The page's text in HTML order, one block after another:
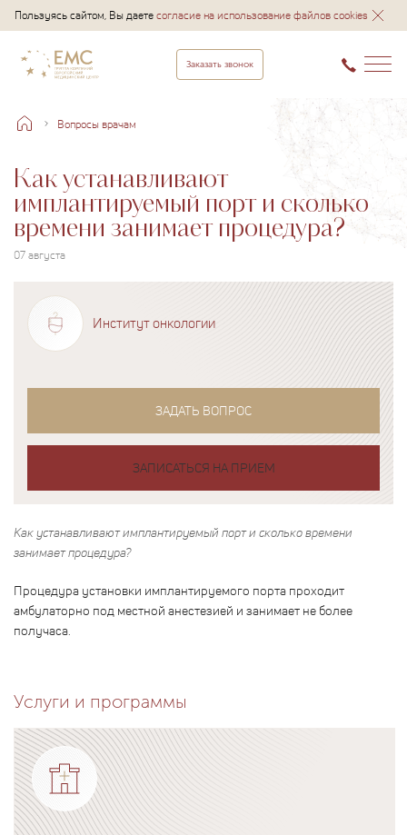
Пользуясь сайтом, Вы даетесогласие на использование файлов cookies
Заказать звонок
Вопросы врачам
Как устанавливают
имплантируемый порт и сколько
времени занимает процедура?
07 августа
Институт онкологии
ЗАДАТЬ ВОПРОС
ЗАПИСАТЬСЯ НА ПРИЕМ
Как устанавливают имплантируемый порт и сколько времени
занимает процедура?
Процедура установки имплантируемого порта проходит
амбулаторно под местной анестезией и занимает не более
получаса.
Услуги и программы